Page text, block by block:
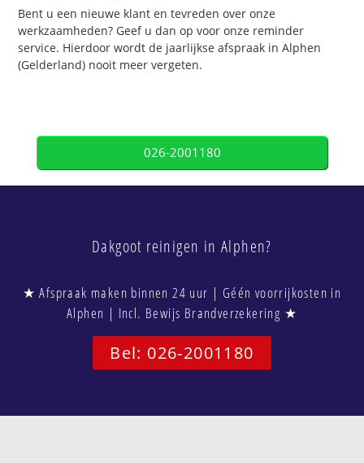
Bent u een nieuwe klant en tevreden over onze
werkzaamheden? Geef u dan op voor onze reminder
service. Hierdoor wordt de jaarlijkse afspraak in Alphen
(Gelderland) nooit meer vergeten.
026-2001180
Dakgoot reinigen in Alphen?
★ Afspraak maken binnen 24 uur | Géén voorrijkosten in
Alphen | Incl. Bewijs Brandverzekering ★
Bel: 026-2001180